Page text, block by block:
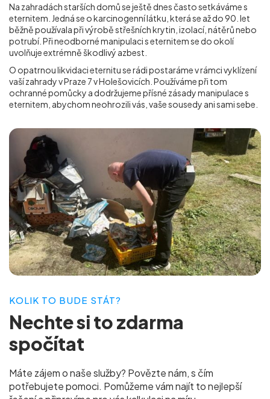
Na zahradách starších domů se ještě dnes často setkáváme s
eternitem. Jedná se o karcinogenní látku, která se až do 90. let
běžně používala při výrobě střešních krytin, izolací, nátěrů nebo
potrubí. Při neodborné manipulaci s eternitem se do okolí
uvolňuje extrémně škodlivý azbest.
O opatrnou likvidaci eternitu se rádi postaráme v rámci vyklízení
vaší zahrady v Praze 7 v Holešovicích . Používáme při tom
ochranné pomůcky a dodržujeme přísné zásady manipulace s
eternitem, abychom neohrozili vás, vaše sousedy ani sami sebe.
KOLIK TO BUDE STÁT?
Nechte si tozdarma
spočítat
Máte zájem o naše služby? Povězte nám, s čím
potřebujete pomoci. Pomůžeme vám najít to nejlepší